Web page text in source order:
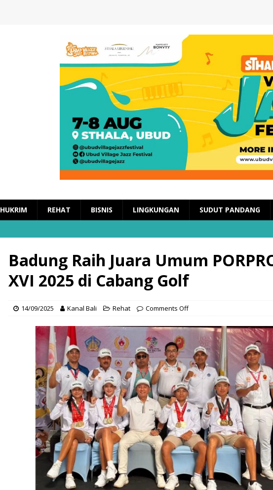
HUKRIM REHAT BISNIS LINGKUNGAN SUDUT PANDANG
Badung Raih Juara Umum
XVI 2025 di Cabang Golf
14/09/2025 Kanal Bali Rehat Comments Off